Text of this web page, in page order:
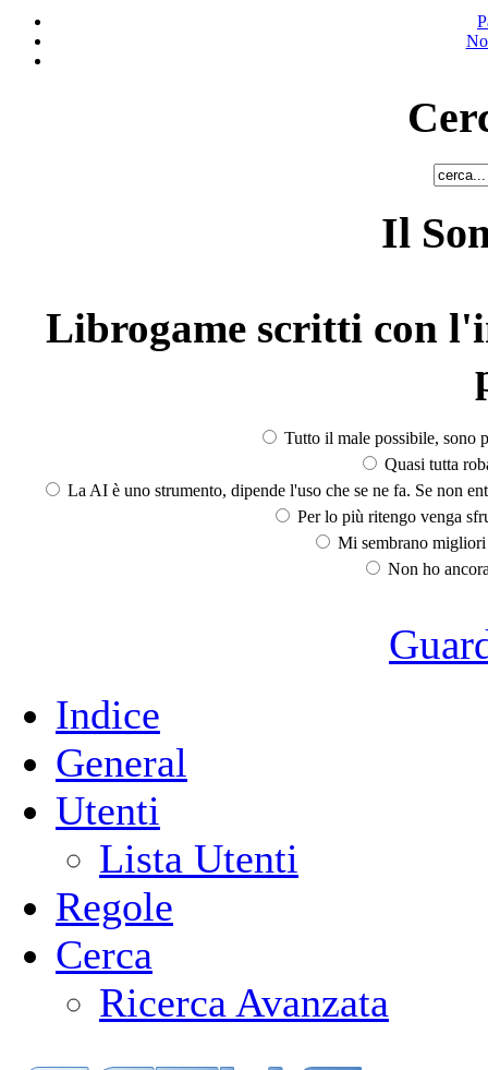
Il
Librogame scritti con
Tutto il male possibile, sono
Quasi tutta
La AI è uno strumento, dipende l'uso che se ne fa. Se non
Per lo più ritengo venga
Mi sembrano
Non ho
Indice
General
Utenti
Lista Utenti
Regole
Cerca
Ricerca Avanzata